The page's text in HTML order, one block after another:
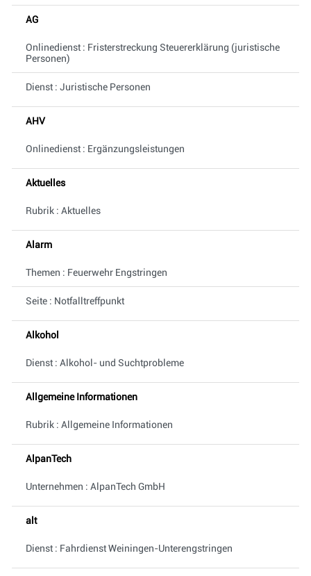
AG
Onlinedienst : Fristerstreckung Steuererklärung (juristische
Personen)
Dienst : Juristische Personen
AHV
Onlinedienst : Ergänzungsleistungen
Aktuelles
Rubrik : Aktuelles
Alarm
Themen : Feuerwehr Engstringen
Seite : Notfalltreffpunkt
Alkohol
Dienst : Alkohol- und Suchtprobleme
Allgemeine Informationen
Rubrik : Allgemeine Informationen
AlpanTech
Unternehmen : AlpanTech GmbH
alt
Dienst : Fahrdienst Weiningen-Unterengstringen